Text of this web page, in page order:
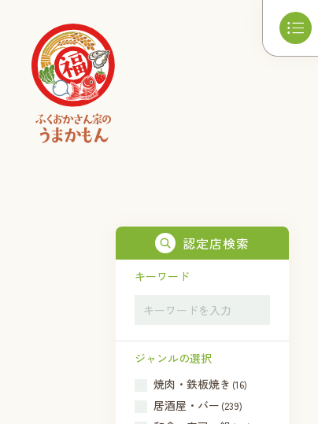
認定店検索
キーワード
ジャンルの選択
焼肉・鉄板焼き (16)
居酒屋・バー (239)